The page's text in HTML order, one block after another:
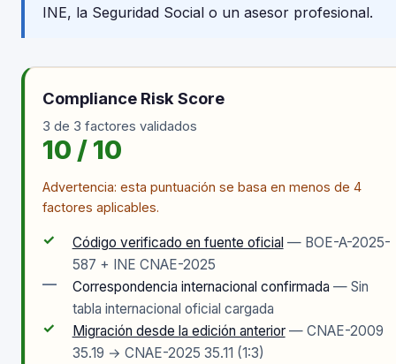
INE, la Seguridad Social o un asesor profesional.
Compliance Risk Score
3 de 3 factores validados
10 / 10
Advertencia: esta puntuación se basa en menos de 4
factores aplicables.
✓ Código verificado en fuente oficial — BOE-A-2025-
587 + INE CNAE-2025
— Correspondencia internacional confirmada — Sin
tabla internacional oficial cargada
✓ Migración desde la edición anterior — CNAE-2009
35.19 → CNAE-2025 35.11 (1:3)